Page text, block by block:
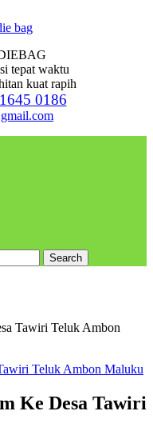
tepat waktu
kuat rapih
0186
Tawiri Teluk Ambon
Ke Desa Tawiri